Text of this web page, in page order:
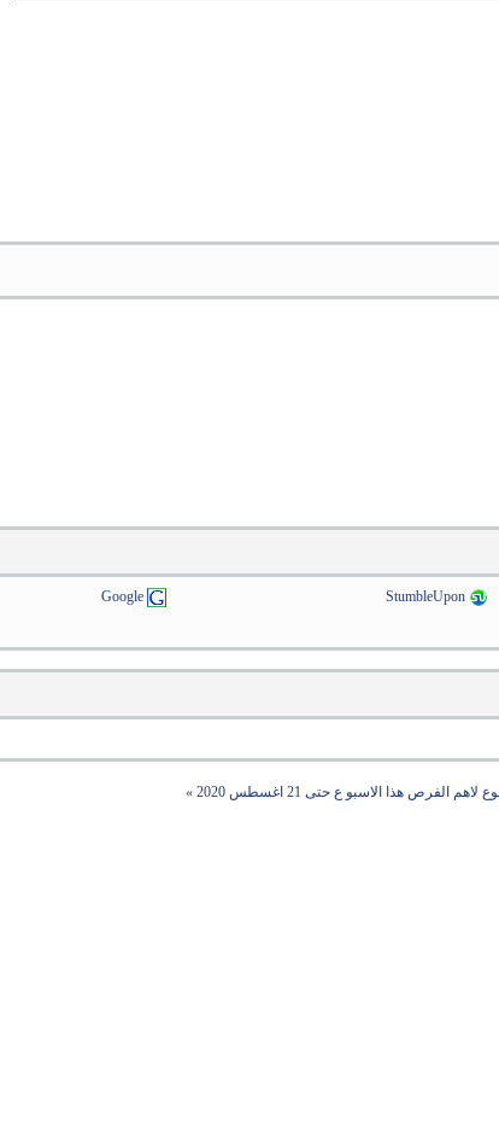
StumbleUpon
Google
الفرص هذا الاسبو ع حتى 21 اغسطس 2020 »